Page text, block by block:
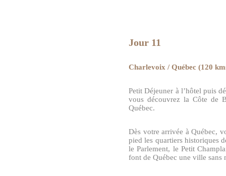
Jour 11
Charlevoix / Québec (120
Petit Déjeuner à l’hôtel puis
vous découvrez la Côte de
Québec.
Dès votre arrivée à Québec,
pied les quartiers historiques
le Parlement, le Petit
font de Québec une ville